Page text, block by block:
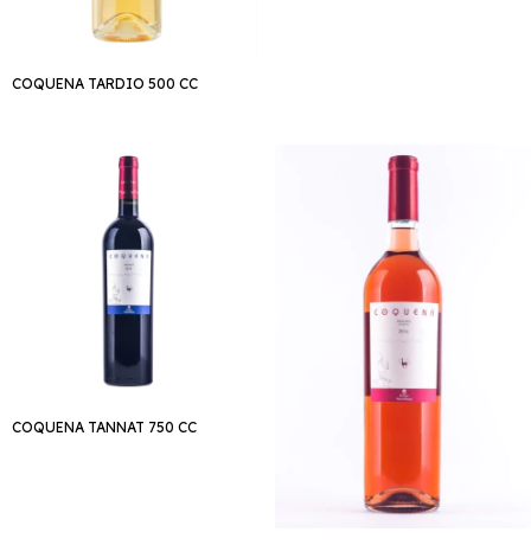
COQUENA TARDIO 500 CC
COQUENA TANNAT 750 CC